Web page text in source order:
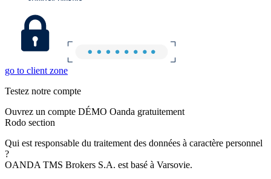
go to client zone
Testez notre compte
Ouvrez un compte DÉMO Oanda gratuitement
Rodo section
Qui est responsable du traitement des données à caractère personnel
?
OANDA TMS Brokers S.A. est basé à Varsovie.